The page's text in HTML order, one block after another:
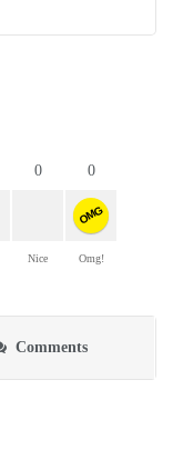
0
Nice
0
OMG
Omg!
Comments